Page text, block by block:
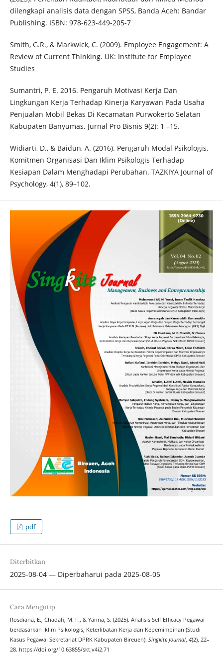
dilengkapi analisis data dengan SPSS, Banda Aceh: Bandar
Publishing. ISBN: 978-623-449-205-7
Smith, G.R., & Markwick, C. (2009). Employee Engagement: A
Review of Current Thinking. UK: Institute for Employee
Studies
Sumantri, P. E. 2016. Pengaruh Motivasi Kerja Dan
Lingkungan Kerja Terhadap Kinerja Karyawan Pada Usaha
Penjualan Mobil Bekas Di Kecamatan Purwokerto Selatan
Kabupaten Banyumas. Jurnal Pro Bisnis 9(2): 1 –15.
Widiarti, D., & Baidun, A. (2016). Pengaruh Modal Psikologis,
Komitmen Organisasi Dan Iklim Psikologis Terhadap
Kesiapan Dalam Menghadapi Perubahan. TAZKIYA Journal of
Psychology, 4(1), 89–102.
pdf
Diterbitkan
2025-08-04 — Diperbaharui pada 2025-08-05
Cara Mengutip
Rosdiana, E., Chadafi, M. F., & Yanna, S. (2025). Analisis Self Efficacy Pegawai
berdasarkan Iklim Psikologis, Keterlibatan Kerja dan Kepemimpinan (Studi
Kasus Pegawai Sekretariat DPRK Kabupaten Bireuen). Singkite Journal, 4(2), 22–
28. https://doi.org/10.63855/skt.v4i2.71